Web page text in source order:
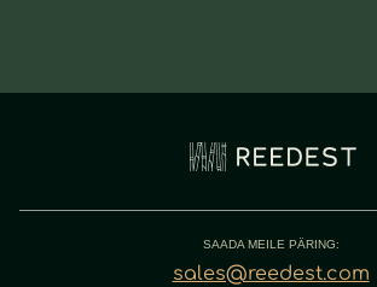
SAADA MEILE PÄRING:
sales@reedest.com